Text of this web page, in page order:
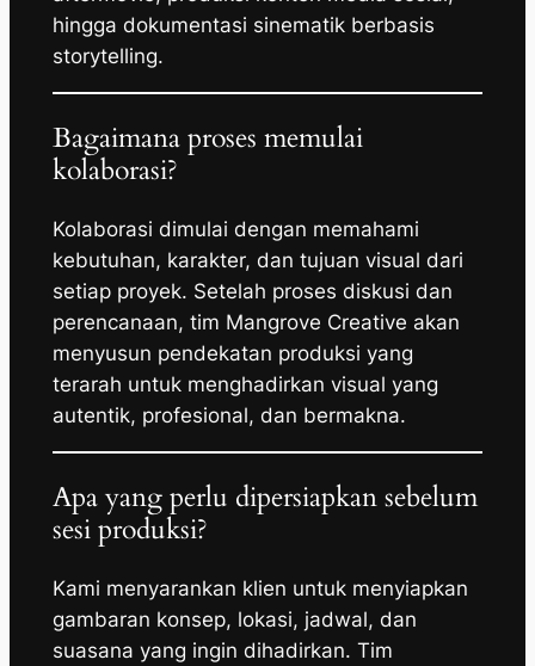
hingga dokumentasi sinematik berbasis
storytelling.
Bagaimana proses memulai
kolaborasi?
Kolaborasi dimulai dengan memahami
kebutuhan, karakter, dan tujuan visual dari
setiap proyek. Setelah proses diskusi dan
perencanaan, tim Mangrove Creative akan
menyusun pendekatan produksi yang
terarah untuk menghadirkan visual yang
autentik, profesional, dan bermakna.
Apa yang perlu dipersiapkan sebelum
sesi produksi?
Kami menyarankan klien untuk menyiapkan
gambaran konsep, lokasi, jadwal, dan
suasana yang ingin dihadirkan. Tim